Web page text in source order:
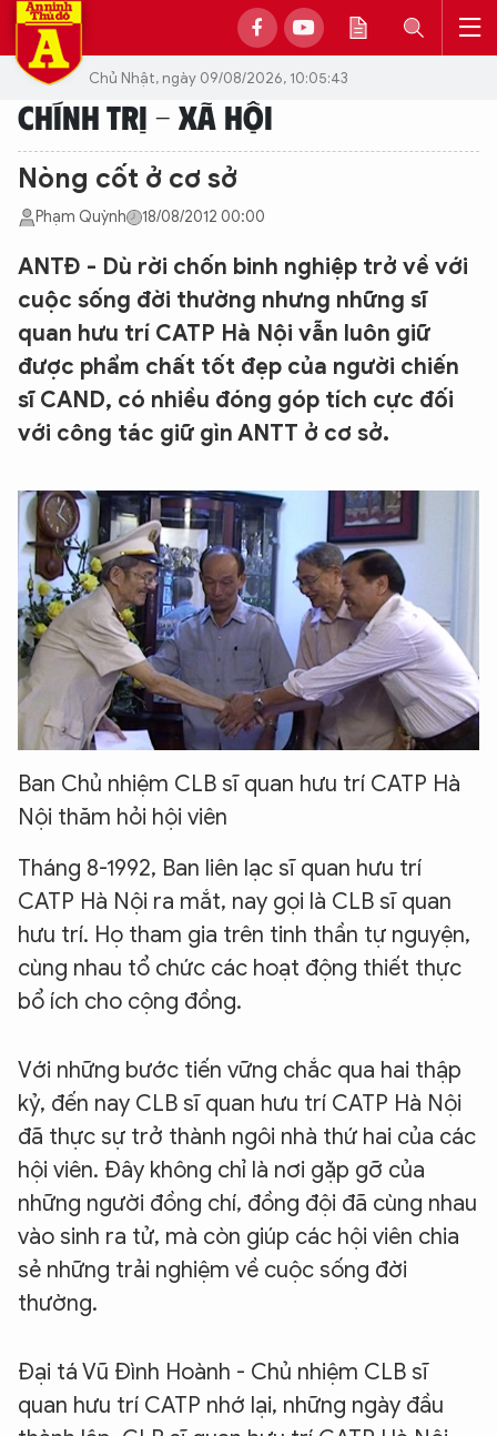
Chủ Nhật, ngày 09/08/2026, 10:05:43
CHÍNH TRỊ - XÃ HỘI
Nòng cốt ở cơ sở
Phạm Quỳnh 18/08/2012 00:00
ANTĐ - Dù rời chốn binh nghiệp trở về với
cuộc sống đời thường nhưng những sĩ
quan hưu trí CATP Hà Nội vẫn luôn giữ
được phẩm chất tốt đẹp của người chiến
sĩ CAND, có nhiều đóng góp tích cực đối
với công tác giữ gìn ANTT ở cơ sở.
Ban Chủ nhiệm CLB sĩ quan hưu trí CATP Hà
Nội thăm hỏi hội viên
Tháng 8-1992, Ban liên lạc sĩ quan hưu trí
CATP Hà Nội ra mắt, nay gọi là CLB sĩ quan
hưu trí. Họ tham gia trên tinh thần tự nguyện,
cùng nhau tổ chức các hoạt động thiết thực
bổ ích cho cộng đồng.
Với những bước tiến vững chắc qua hai thập
kỷ, đến nay CLB sĩ quan hưu trí CATP Hà Nội
đã thực sự trở thành ngôi nhà thứ hai của các
hội viên. Đây không chỉ là nơi gặp gỡ của
những người đồng chí, đồng đội đã cùng nhau
vào sinh ra tử, mà còn giúp các hội viên chia
sẻ những trải nghiệm về cuộc sống đời
thường.
Đại tá Vũ Đình Hoành - Chủ nhiệm CLB sĩ
quan hưu trí CATP nhớ lại, những ngày đầu